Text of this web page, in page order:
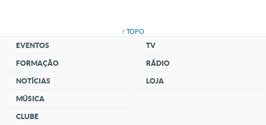
↑ TOPO
EVENTOS
FORMAÇÃO
NOTÍCIAS
MÚSICA
CLUBE
TV
RÁDIO
LOJA